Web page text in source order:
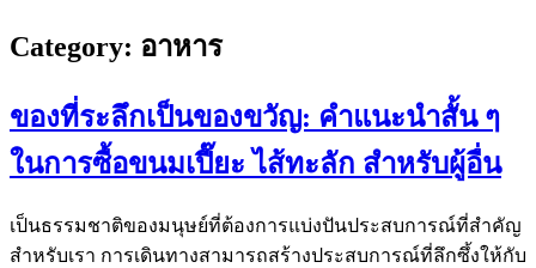
Category: อาหาร
ของที่ระลึกเป็นของขวัญ: คำแนะนำสั้น ๆ
ในการซื้อขนมเปี๊ยะ ไส้ทะลัก สำหรับผู้อื่น
เป็นธรรมชาติของมนุษย์ที่ต้องการแบ่งปันประสบการณ์ที่สำคัญ
สำหรับเรา การเดินทางสามารถสร้างประสบการณ์ที่ลึกซึ้งให้กับ